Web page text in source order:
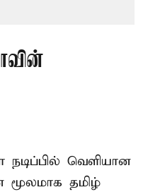
வெளியான
மூலமாக தமிழ்